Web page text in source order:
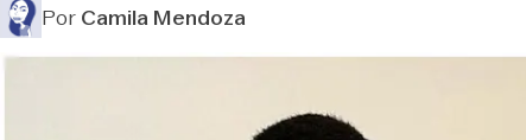
PorCamila Mendoza